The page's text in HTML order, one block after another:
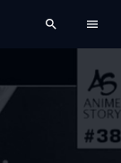
search menu